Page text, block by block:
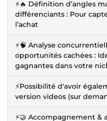
⚡🔥 Définition d’angles
différenciants : Pour
l’achat
⚡🧠 Analyse
opportunités cachées :
gagnantes dans votre
⚡Possibilité d'avoir
version videos (sur
⚡🤝 Accompagnement &